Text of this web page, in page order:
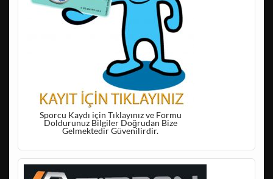
Sporcu Kaydı için Tıklayınız ve Formu
Doldurunuz Bilgiler Doğrudan Bize
Gelmektedir Güvenilirdir.